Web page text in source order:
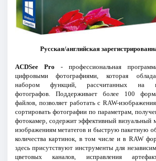
Русская/английская
ACDSee Pro - профессиональная
цифровыми фотографиями, которая
набором функций, рассчитанных на
фотографов. Поддерживает более 100
файлов, позволяет работать с RAW-
сортировать фотографии по параметрам,
фотокамер, содержит эффективный визуальный
изображениям метатегов и быструю пакетную
количества картинок, в том числе и в RAW
здесь присутствуют инструменты для
цветовых каналов, исправления